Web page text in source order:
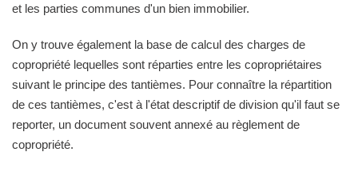
et les parties communes d'un bien immobilier.
On y trouve également la base de calcul des charges de
copropriété lequelles sont réparties entre les copropriétaires
suivant le principe des tantièmes. Pour connaître la répartition
de ces tantièmes, c'est à l'état descriptif de division qu'il faut se
reporter, un document souvent annexé au règlement de
copropriété.